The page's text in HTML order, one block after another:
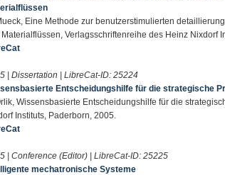
Eine Methode zur benutzerstimulierten
Verlagsschriftenreihe des Heinz Nixdorf
| Dissertation | LibreCat-ID:25224
Entscheidungshilfe für die strategische
Wissensbasierte Entscheidungshilfe für die
Instituts, Paderborn, 2005.
| Conference (Editor) | LibreCat-ID:25225
mechatronische Systeme